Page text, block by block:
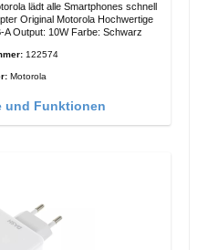
lädt alle Smartphones schnell
USB-A Output: 10W Farbe: Schwarz
122574
Motorola
und Funktionen